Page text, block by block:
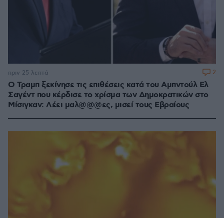
O Τραμπ ξεκίνησε τις επιθέσεις κατά του Αμπντούλ Ελ
Σαγέντ που κέρδισε το χρίσμα των Δημοκρατικών στο
Μίσιγκαν: Λέει μαλ@@@ες, μισεί τους Εβραίους
πριν 25 λεπτά 2